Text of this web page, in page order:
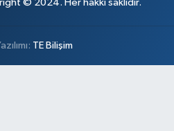
© 2024. Her hakkı saklıdır.
TE Bilişim